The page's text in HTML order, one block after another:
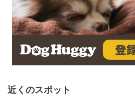
近くのスポット